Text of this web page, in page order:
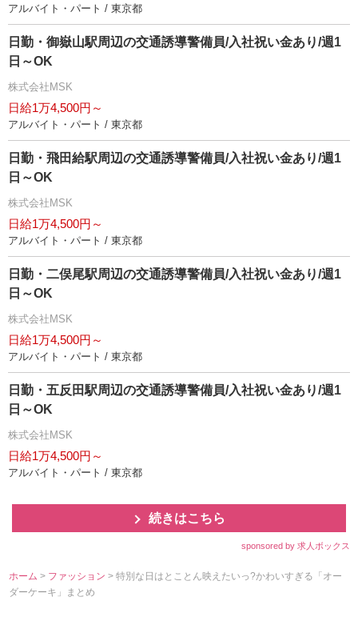
アルバイト・パート / 東京都
日勤・御嶽山駅周辺の交通誘導警備員/入社祝い金あり/週1
日～OK
株式会社MSK
日給1万4,500円～
アルバイト・パート / 東京都
日勤・飛田給駅周辺の交通誘導警備員/入社祝い金あり/週1
日～OK
株式会社MSK
日給1万4,500円～
アルバイト・パート / 東京都
日勤・二俣尾駅周辺の交通誘導警備員/入社祝い金あり/週1
日～OK
株式会社MSK
日給1万4,500円～
アルバイト・パート / 東京都
日勤・五反田駅周辺の交通誘導警備員/入社祝い金あり/週1
日～OK
株式会社MSK
日給1万4,500円～
アルバイト・パート / 東京都
続きはこちら
sponsored by 求人ボックス
ホーム > ファッション> 特別な日はとことん映えたいっ?かわいすぎる「オー
ダーケーキ」まとめ